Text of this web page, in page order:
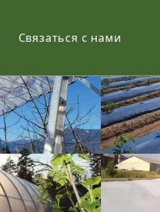
Связаться с нами